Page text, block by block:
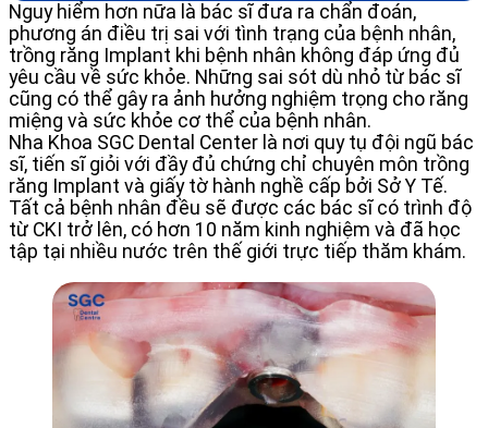
Nguy hiểm hơn nữa là bác sĩ đưa ra chẩn đoán,
phương án điều trị sai với tình trạng của bệnh nhân,
trồng răng Implant khi bệnh nhân không đáp ứng đủ
yêu cầu về sức khỏe. Những sai sót dù nhỏ từ bác sĩ
cũng có thể gây ra ảnh hưởng nghiệm trọng cho răng
miệng và sức khỏe cơ thể của bệnh nhân.
Nha Khoa SGC Dental Center là nơi quy tụ đội ngũ bác
sĩ, tiến sĩ giỏi với đầy đủ chứng chỉ chuyên môn trồng
răng Implant và giấy tờ hành nghề cấp bởi Sở Y Tế.
Tất cả bệnh nhân đều sẽ được các bác sĩ có trình độ
từ CKI trở lên, có hơn 10 năm kinh nghiệm và đã học
tập tại nhiều nước trên thế giới trực tiếp thăm khám.